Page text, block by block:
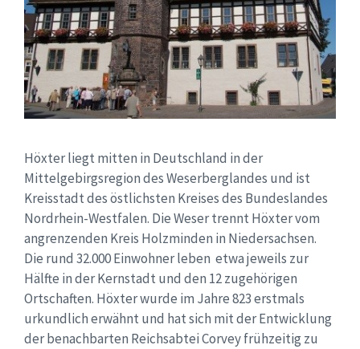
Höxter liegt mitten in Deutschland in der
Mittelgebirgsregion des Weserberglandes und ist
Kreisstadt des östlichsten Kreises des Bundeslandes
Nordrhein-Westfalen. Die Weser trennt Höxter vom
angrenzenden Kreis Holzminden in Niedersachsen.
Die rund 32.000 Einwohner leben etwa jeweils zur
Hälfte in der Kernstadt und den 12 zugehörigen
Ortschaften. Höxter wurde im Jahre 823 erstmals
urkundlich erwähnt und hat sich mit der Entwicklung
der benachbarten Reichsabtei Corvey frühzeitig zu